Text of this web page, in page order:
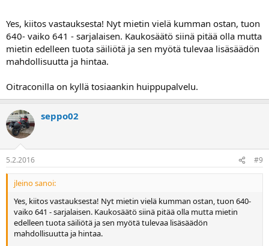
Yes, kiitos vastauksesta! Nyt mietin vielä kumman ostan, tuon
640- vaiko 641 - sarjalaisen. Kaukosäätö siinä pitää olla mutta
mietin edelleen tuota säiliötä ja sen myötä tulevaa lisäsäädön
mahdollisuutta ja hintaa.
Oitraconilla on kyllä tosiaankin huippupalvelu.
seppo02
5.2.2016 #9
jleino sanoi:
Yes, kiitos vastauksesta! Nyt mietin vielä kumman ostan, tuon 640-
vaiko 641 - sarjalaisen. Kaukosäätö siinä pitää olla mutta mietin
edelleen tuota säiliötä ja sen myötä tulevaa lisäsäädön
mahdollisuutta ja hintaa.